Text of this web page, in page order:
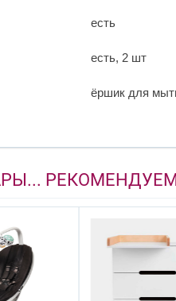
есть
есть, 2 шт
ёршик для